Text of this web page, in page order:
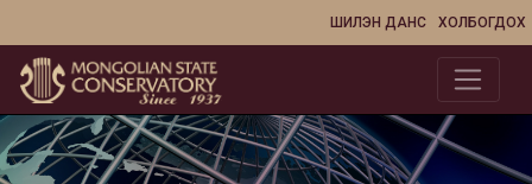
ХОЛБОГДОХ
ШИЛЭН ДАНС